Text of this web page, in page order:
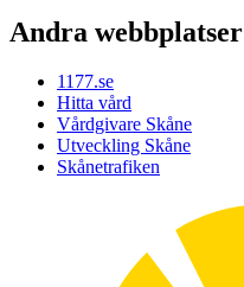
Andra webbplatser
1177.se
Hitta vård
Vårdgivare Skåne
Utveckling Skåne
Skånetrafiken